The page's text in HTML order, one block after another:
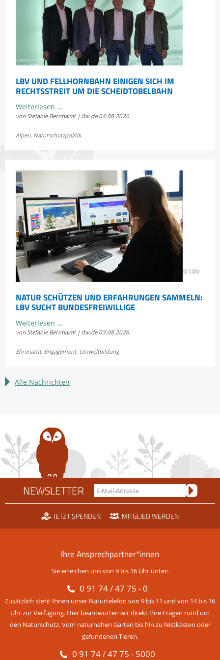
LBV UND FELLHORNBAHN EINIGEN SICH IM
RECHTSSTREIT UM DIE SCHEIDTOBELBAHN
Weiterlesen …
und
einigen
die
Scheidtobelbahn
von Stefanie Bernhardt | lbv.de 04.08.2026
Alpen, Naturschutzpolitik
© LBV
NATUR SCHÜTZEN UND ERFAHRUNGEN SAMMELN:
LBV SUCHT BUNDESFREIWILLIGE
Weiterlesen …Natur
schützen
Erfahrungen
LBV
von Stefanie Bernhardt | lbv.de 03.08.2026
Ehrenamt, Engagement, Umweltbildung
Alle Nachrichten
NEWSLETTER
JETZT SPENDEN MITGLIED WERDEN
Ihre Ansprechpartner*innen
Sie erreichen uns von 9 bis 16 Uhr unter:
0 91 74 / 47 75 - 0
Zusätzlich steht Ihnen unser Naturtelefon von 9 bis 11 und von 14 bis 16
Uhr zur Verfügung. Hier beantworten wir direkt Ihre Fragen rund um
den Naturschutz. Vom naturnahen Garten bis hin zu Nistkästen oder
gefundenen Tieren.
0 91 74 / 47 75 - 5000